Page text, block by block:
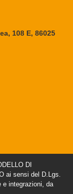
108 E, 86025
DI
ai sensi del D.Lgs.
e integrazioni, da